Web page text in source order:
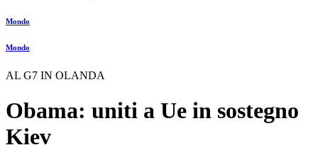
Mondo
Mondo
AL G7 IN OLANDA
Obama: uniti a Ue in sostegno
Kiev